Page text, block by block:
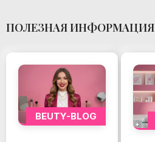
ПОЛЕЗНАЯ ИНФОРМАЦИЯ
BEUTY-BLOG